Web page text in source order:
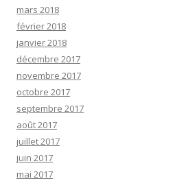
mars 2018
février 2018
janvier 2018
décembre 2017
novembre 2017
octobre 2017
septembre 2017
août 2017
juillet 2017
juin 2017
mai 2017